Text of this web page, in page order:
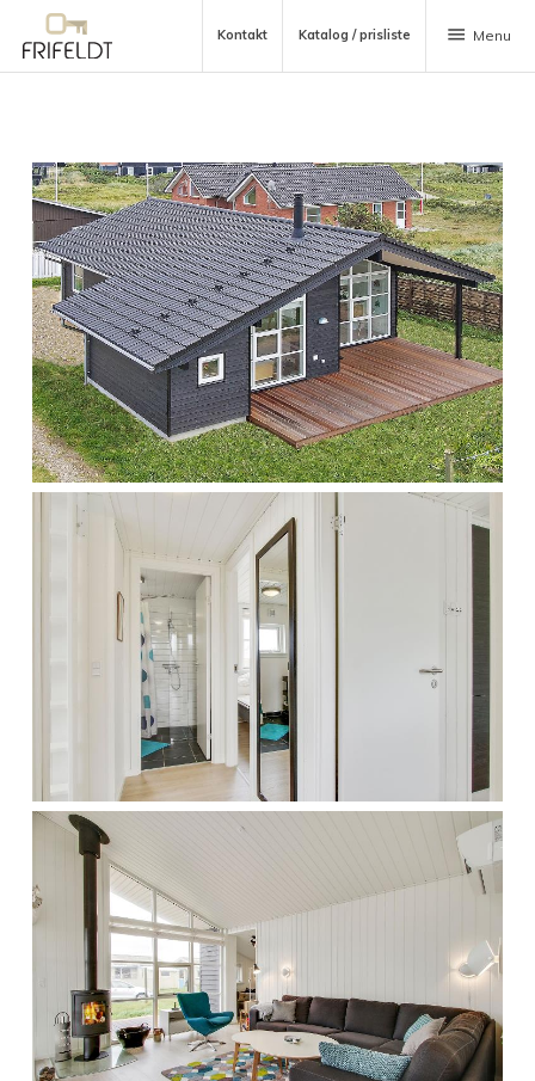
Kontakt Katalog / prisliste menu Menu